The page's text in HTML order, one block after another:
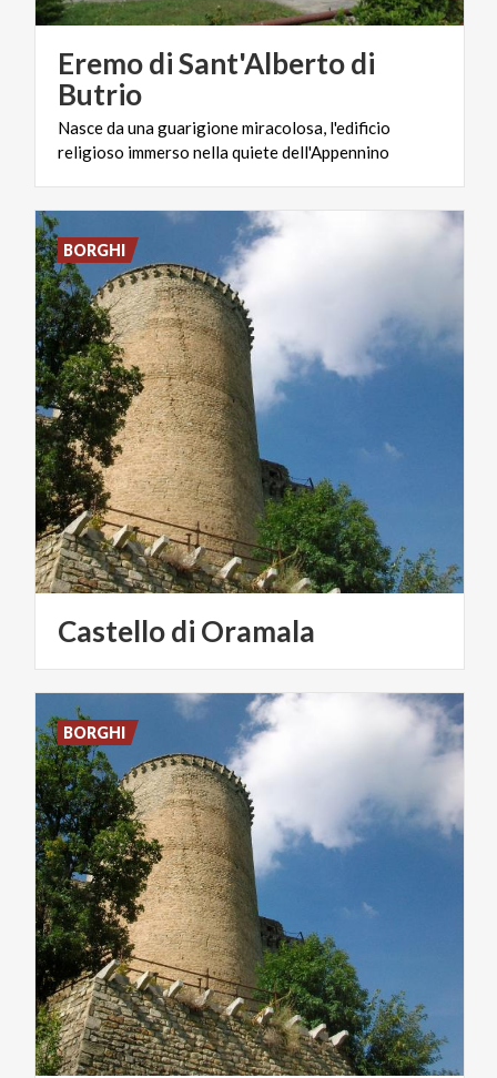
Eremo di Sant'Alberto di
Butrio
Nascedaunaguarigionemiracolosa, l'edificio
religioso immerso nellaquietedell'Appennino
Castellodi Oramala
BORGHI
BORGHI